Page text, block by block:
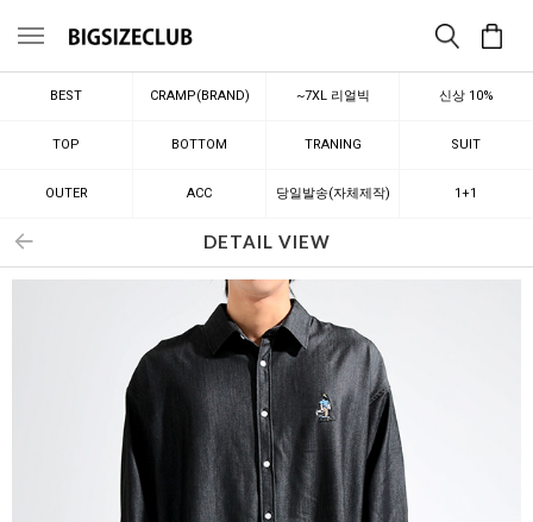
메뉴
BEST CRAMP(BRAND) ~7XL 리얼빅 신상 10%
TOP BOTTOM TRANING SUIT
OUTER ACC 당일발송(자체제작) 1+1
DETAIL VIEW